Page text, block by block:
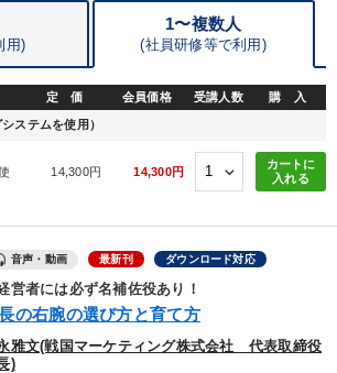
用)
1〜複数人
(社員研修等で利用)
定 価 会員価格 受講人数 購 入
ステムを使用）
14,300円 14,300円
カートに
入れる
音声・動画 最新刊 ダウンロード対応
営者には必ず名補佐役あり！
の右腕の選び方と育て方
雅文(戦国マーケティング株式会社 代表取締役
)